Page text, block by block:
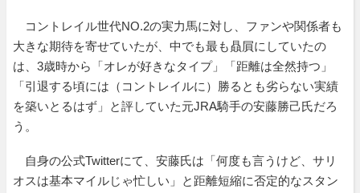
コントレイル世代NO.2の実力馬に対し、ファンや関係者も
大きな期待を寄せていたが、中でも最も贔屓にしていたの
は、3歳時から「オレが好きなタイプ」「距離は全然持つ」
「引退する頃には（コントレイルに）勝るとも劣らない実績
を築いとるはず」と評していた元JRA騎手の安藤勝己氏だろ
う。
自身の公式Twitterにて、安藤氏は「何度も言うけど、サリ
オスは基本マイルじゃ忙しい」と距離短縮に否定的なスタン